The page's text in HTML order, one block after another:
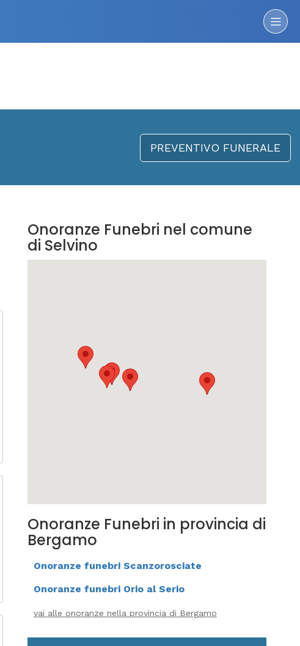
PREVENTIVO FUNERALE
Onoranze Funebri nel comune
di Selvino
Onoranze Funebri in provincia di
Bergamo
Onoranze funebri Scanzorosciate
Onoranze funebri Orio al Serio
vai alle onoranze nella provincia di Bergamo